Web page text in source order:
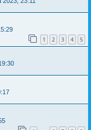
1 2 3 4 5